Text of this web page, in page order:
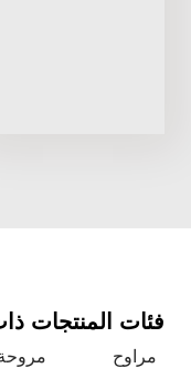
فئات المنتجات
مراوح